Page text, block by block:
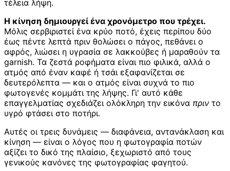
τέλεια λήψη.
Η κίνηση δημιουργεί ένα χρονόμετρο που τρέχει.
Μόλις σερβιριστεί ένα κρύο ποτό, έχεις περίπου δύο
έως πέντε λεπτά πριν θολώσει ο πάγος, πεθάνει ο
αφρός, λιώσει η υγρασία σε λακκούβες ή μαραθούν τα
garnish. Τα ζεστά ροφήματα είναι πιο φιλικά, αλλά ο
ατμός από έναν καφέ ή τσάι εξαφανίζεται σε
δευτερόλεπτα — και ο ατμός είναι συχνά το πιο
φωτογενές κομμάτι της λήψης. Γι' αυτό κάθε
επαγγελματίας σχεδιάζει ολόκληρη την εικόνα πριν το
υγρό φτάσει στο ποτήρι.
Αυτές οι τρεις δυνάμεις — διαφάνεια, αντανάκλαση και
κίνηση — είναι ο λόγος που η φωτογραφία ποτών
αξίζει το δικό της πλαίσιο, ξεχωριστό από τους
γενικούς κανόνες της φωτογραφίας φαγητού.